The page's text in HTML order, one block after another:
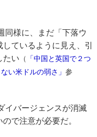
様に、まだ「下落ウ
ているように見え、引
たい （
「中国と英国で２つ
い米ドルの弱さ」 参
イバージェンスが消滅
で注意が必要だ。